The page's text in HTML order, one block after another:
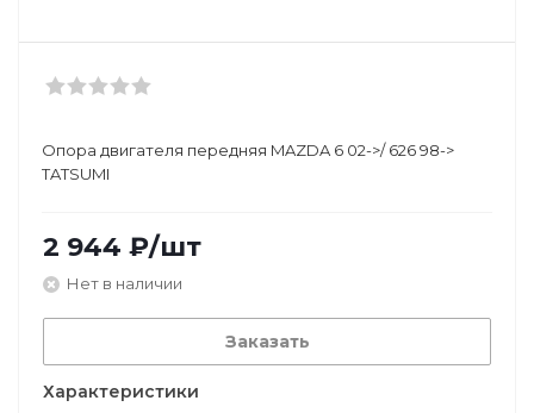
Опора двигателя передняя MAZDA 6 02->/ 626 98->
TATSUMI
2 944 ₽/шт
Нет в наличии
Заказать
Характеристики